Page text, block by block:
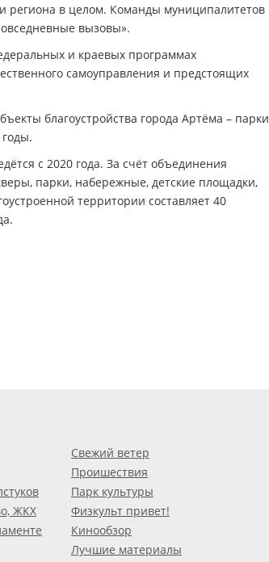
региона в целом. Команды муниципалитетов
вызовы».
и краевых программах
самоуправления и предстоящих
благоустройства города Артёма – парки
с 2020 года. За счёт объединения
парки, набережные, детские площадки,
территории составляет 40
ЖКХ
Свежий ветер
Проишествия
Парк культуры
Физкульт привет!
Кинообзор
Лучшие материалы